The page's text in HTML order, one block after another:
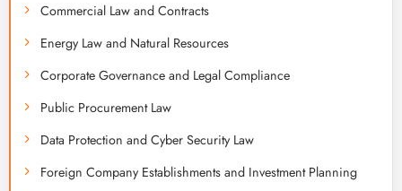
Commercial Law and Contracts
Energy Law and Natural Resources
Corporate Governance and Legal Compliance
Public Procurement Law
Data Protection and Cyber Security Law
Foreign Company Establishments and Investment Planning